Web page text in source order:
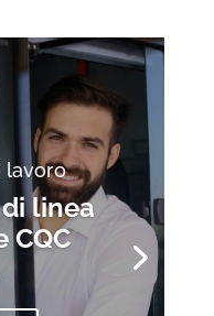
lavoro
linea
CQC